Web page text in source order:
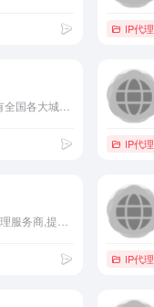
IP代理
IP代理
IP代理